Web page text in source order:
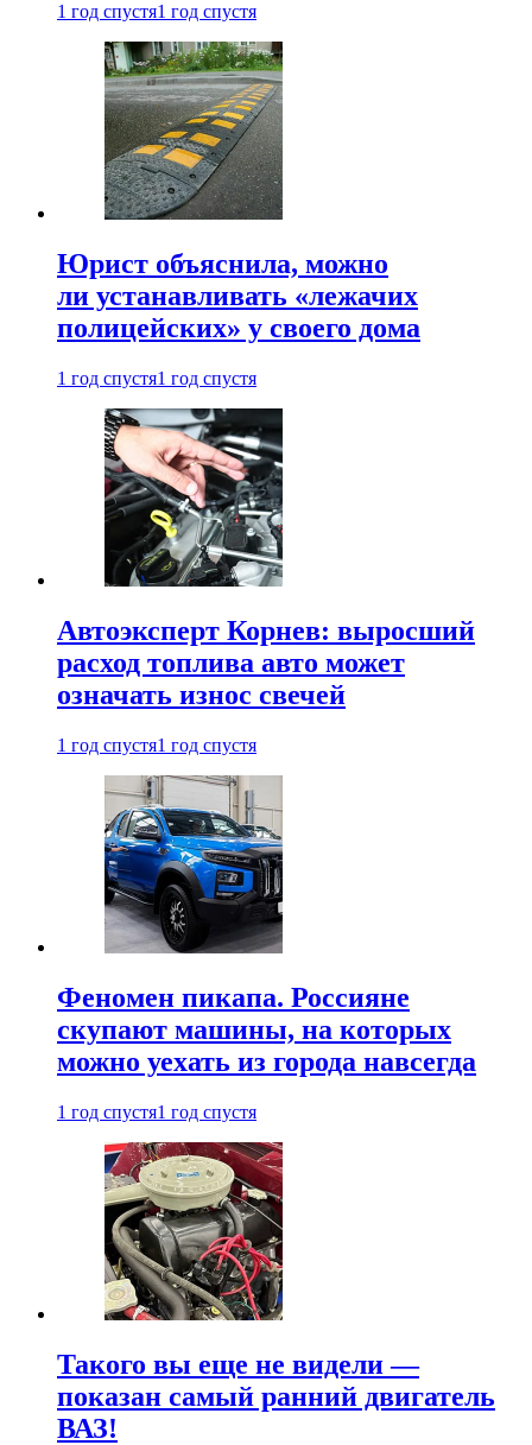
1 год спустя1 год спустя
Юрист объяснила, можно
ли устанавливать «лежачих
полицейских» у своего дома
1 год спустя1 год спустя
Автоэксперт Корнев: выросший
расход топлива авто может
означать износ свечей
1 год спустя1 год спустя
Феномен пикапа. Россияне
скупают машины, на которых
можно уехать из города навсегда
1 год спустя1 год спустя
Такого вы еще не видели —
показан самый ранний двигатель
ВАЗ!